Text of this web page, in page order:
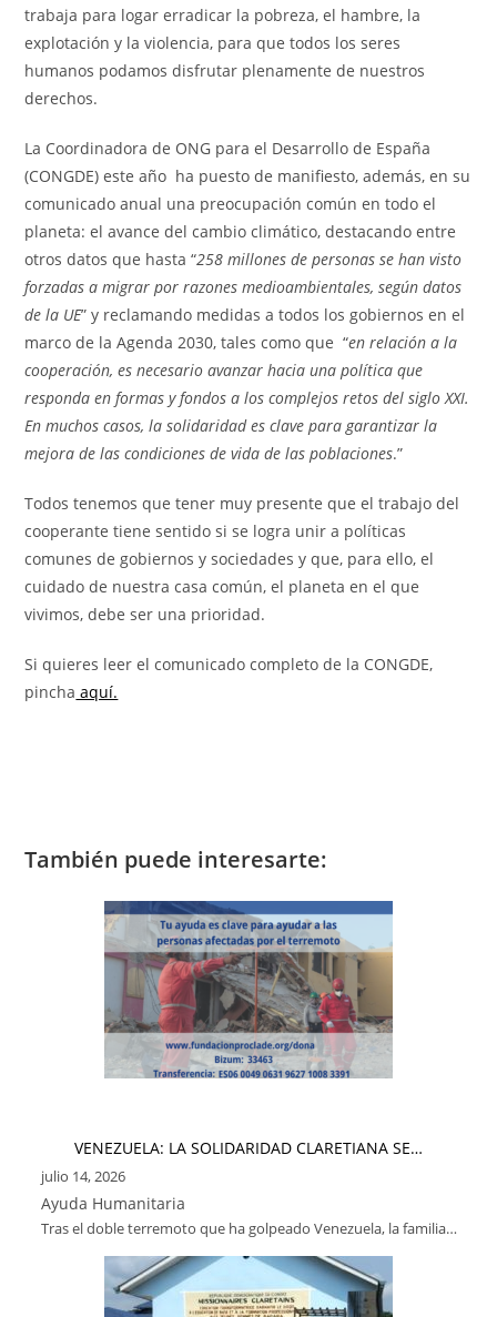
trabaja para logar erradicar la pobreza, el hambre, la
explotación y la violencia, para que todos los seres
humanos podamos disfrutar plenamente de nuestros
derechos.
La Coordinadora de ONG para el Desarrollo de España
(CONGDE) este año ha puesto de manifiesto, además, en su
comunicado anual una preocupación común en todo el
planeta: el avance del cambio climático, destacando entre
otros datos que hasta “258 millones de personas se han visto
forzadas a migrar por razones medioambientales, según datos
de la UE” y reclamando medidas a todos los gobiernos en el
marco de la Agenda 2030, tales como que “en relación a la
cooperación, es necesario avanzar hacia una política que
responda en formas y fondos a los complejos retos del siglo XXI.
En muchos casos, la solidaridad es clave para garantizar la
mejora de las condiciones de vida de las poblaciones.”
Todos tenemos que tener muy presente que el trabajo del
cooperante tiene sentido si se logra unir a políticas
comunes de gobiernos y sociedades y que, para ello, el
cuidado de nuestra casa común, el planeta en el que
vivimos, debe ser una prioridad.
Si quieres leer el comunicado completo de la CONGDE,
pincha aquí.
También puede interesarte:
VENEZUELA: LA SOLIDARIDAD CLARETIANA SE…
julio 14, 2026
Ayuda Humanitaria
Tras el doble terremoto que ha golpeado Venezuela, la familia…